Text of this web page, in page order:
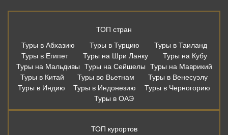
ТОП стран
Туры в Абхазию
Туры в Турцию
Туры в Таиланд
Туры в Египет
Туры на Шри Ланку
Туры на Кубу
Туры на Мальдивы
Туры на Сейшелы
Туры на Маврикий
Туры в Китай
Туры во Вьетнам
Туры в Венесуэлу
Туры в Индию
Туры в Индонезию
Туры в Черногорию
Туры в ОАЭ
ТОП курортов